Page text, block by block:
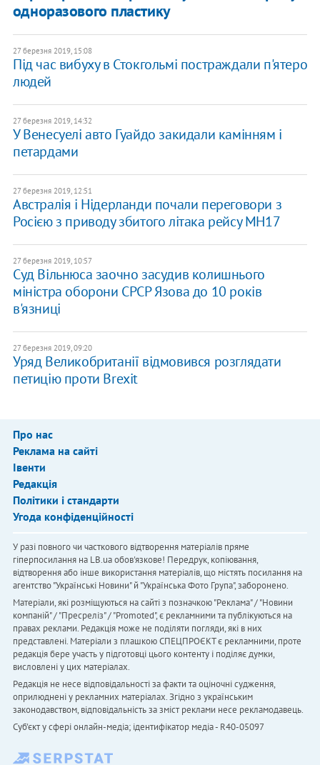
одноразового пластику
27 березня 2019, 15:08
Під час вибуху в Стокгольмі постраждали п'ятеро
людей
27 березня 2019, 14:32
У Венесуелі авто Гуайдо закидали камінням і
петардами
27 березня 2019, 12:51
Австралія і Нідерланди почали переговори з
Росією з приводу збитого літака рейсу MH17
27 березня 2019, 10:57
Суд Вільнюса заочно засудив колишнього
міністра оборони СРСР Язова до 10 років
в'язниці
27 березня 2019, 09:20
Уряд Великобританії відмовився розглядати
петицію проти Brexit
Про нас
Реклама на сайті
Івенти
Редакція
Політики і стандарти
Угода конфіденційності
У разі повного чи часткового відтворення матеріалів пряме
гіперпосилання на LB.ua обов'язкове! Передрук, копіювання,
відтворення або інше використання матеріалів, що містять посилання на
агентство "Українськi Новини" й "Українська Фото Група", заборонено.
Матеріали, які розміщуються на сайті з позначкою "Реклама" / "Новини
компаній" / "Пресреліз" / "Promoted", є рекламними та публікуються на
правах реклами. Редакція може не поділяти погляди, які в них
представлені. Матеріали з плашкою СПЕЦПРОЄКТ є рекламними, проте
редакція бере участь у підготовці цього контенту і поділяє думки,
висловлені у цих матеріалах.
Редакція не несе відповідальності за факти та оціночні судження,
оприлюднені у рекламних матеріалах. Згідно з українським
законодавством, відповідальність за зміст реклами несе рекламодавець.
Cуб'єкт у сфері онлайн-медіа; ідентифікатор медіа - R40-05097